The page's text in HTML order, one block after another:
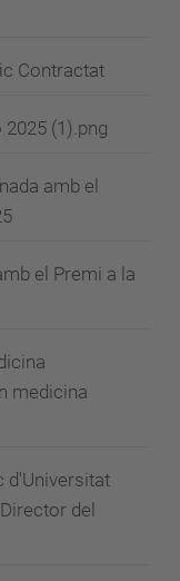
Contractat
(1).png
amb el
el Premi a la
medicina
d'Universitat
del